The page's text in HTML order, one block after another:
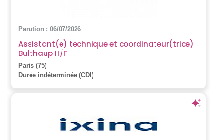
Parution : 06/07/2026
Assistant(e) technique et coordinateur(trice)
Bulthaup H/F
Paris (75)
Durée indéterminée (CDI)